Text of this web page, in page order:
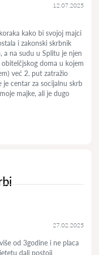
12.07.2025
kako bi svojoj majci
i zakonski skrbnik
a na sudu u Splitu je njen
doma u kojem
već 2. put zatražio
centar za socijalnu skrb
majke, ali je dugo
27.02.2025
od 3godine i ne placa
dali postoji